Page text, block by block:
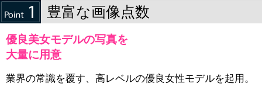
豊富な画像点数
優良美女モデルの写真を
大量に用意
業界の常識を覆す、高レベルの優良女性モデルを起用。